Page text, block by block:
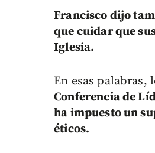
Francisco dijo
que cuidar que
Iglesia.
En esas palabras,
Conferencia de
ha impuesto un
éticos.